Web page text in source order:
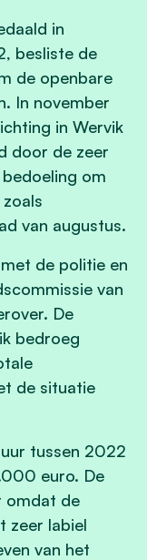
in
besliste de
de openbare
In november
in Wervik
door de zeer
om
van augustus.
de politie en
van
De
bedroeg
de situatie
tussen 2022
euro. De
omdat de
zeer labiel
van het